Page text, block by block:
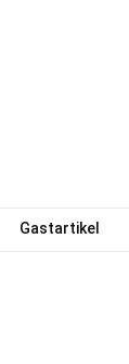
Gastartikel